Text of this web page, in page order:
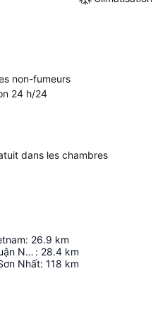
non-fumeurs
24 h/24
dans les chambres
: 26.9 km
Đài tưởng niệm Liệt sĩ Hàm Thuận Nam : 28.4 km
Nhất: 118 km